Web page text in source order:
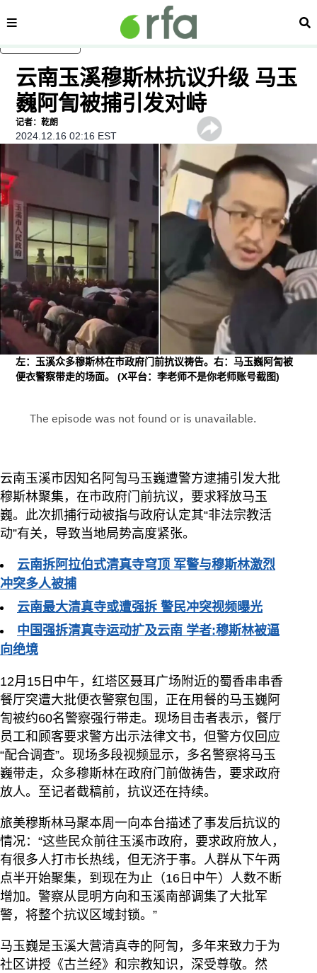
内容分类 搜
云南玉溪穆斯林抗议升级 马玉
巍阿訇被捕引发对峙
记者：乾朗
2024.12.16 02:16 EST
左：玉溪众多穆斯林在市政府门前抗议祷告。右：马玉巍阿訇被
便衣警察带走的场面。(X平台：李老师不是你老师账号截图)
云南玉溪市因知名阿訇马玉巍遭警方逮捕引发大批
穆斯林聚集，在市政府门前抗议，要求释放马玉
巍。此次抓捕行动被指与政府认定其“非法宗教活
动”有关，导致当地局势高度紧张。
云南拆阿拉伯式清真寺穹顶 军警与穆斯林激烈
冲突多人被捕
云南最大清真寺或遭强拆 警民冲突视频曝光
中国强拆清真寺运动扩及云南 学者:穆斯林被逼
向绝境
12月15日中午，红塔区聂耳广场附近的蜀香串串香
餐厅突遭大批便衣警察包围，正在用餐的马玉巍阿
訇被约60名警察强行带走。现场目击者表示，餐厅
员工和顾客要求警方出示法律文书，但警方仅回应
“配合调查”。现场多段视频显示，多名警察将马玉
巍带走，众多穆斯林在政府门前做祷告，要求政府
放人。至记者截稿前，抗议还在持续。
旅美穆斯林马聚本周一向本台描述了事发后抗议的
情况：“这些民众前往玉溪市政府，要求政府放人，
有很多人打市长热线，但无济于事。人群从下午两
点半开始聚集，到现在为止（16日中午）人数不断
增加。警察从昆明方向和玉溪南部调集了大批军
警，将整个抗议区域封锁。”
马玉巍是玉溪大营清真寺的阿訇，多年来致力于为
社区讲授《古兰经》和宗教知识，深受尊敬。然